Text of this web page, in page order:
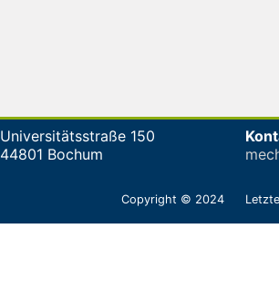
Universitätsstraße 150
44801 Bochum
Copyright © 2024